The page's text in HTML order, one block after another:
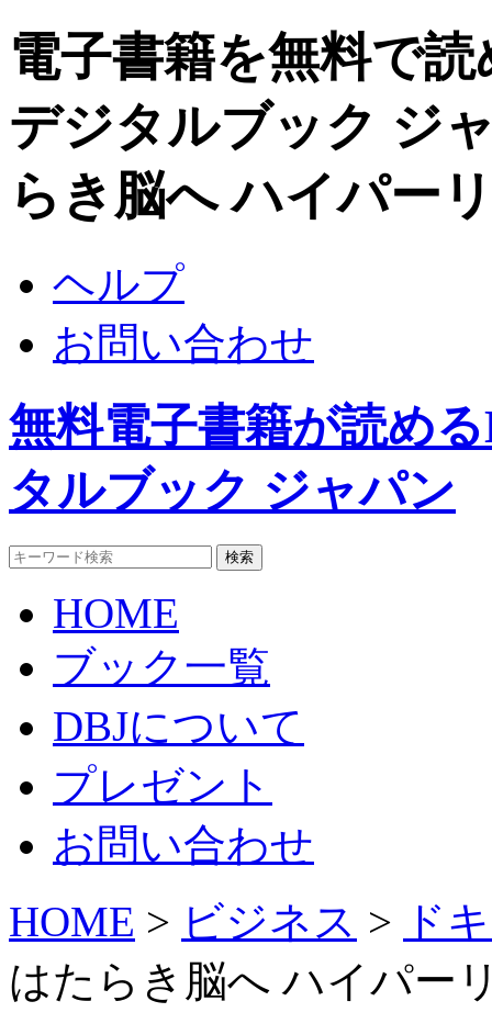
電子書籍を無料で
デジタルブック ジ
らき脳へ ハイパー
ヘルプ
お問い合わせ
無料電子書籍が読め
タルブック ジャパン
HOME
ブック一覧
DBJについて
プレゼント
お問い合わせ
HOME > ビジネス > ド
はたらき脳へ ハイパー